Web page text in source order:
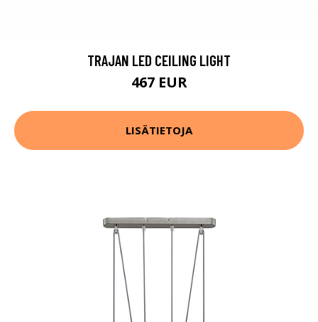
TRAJAN LED CEILING LIGHT
467 EUR
LISÄTIETOJA